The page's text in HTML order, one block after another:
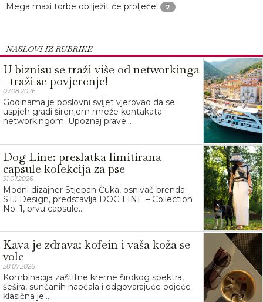
Mega maxi torbe obilježit će proljeće! 2
NASLOVI IZ RUBRIKE
U biznisu se traži više od networkinga
- traži se povjerenje!
07.08.2026.
Godinama je poslovni svijet vjerovao da se
uspjeh gradi širenjem mreže kontakata -
networkingom. Upoznaj prave...
Dog Line: preslatka limitirana
capsule kolekcija za pse
31.07.2026.
Modni dizajner Stjepan Čuka, osnivač brenda
STJ Design, predstavlja DOG LINE – Collection
No. 1, prvu capsule...
Kava je zdrava: kofein i vaša koža se
vole
28.07.2026.
Kombinacija zaštitne kreme širokog spektra,
šešira, sunčanih naočala i odgovarajuće odjeće
klasična je...